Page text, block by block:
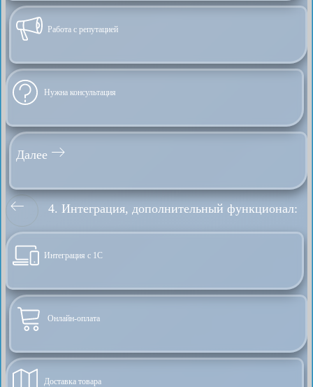
Работа с репутацией
Нужна консультация
Далее
4. Интеграция, дополнительный функционал:
Интеграция с 1С
Онлайн-оплата
Доставка товара